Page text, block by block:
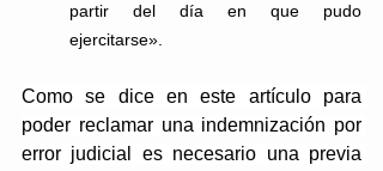
partir del día en que pudo
ejercitarse».
Como se dice en este artículo para
poder reclamar una indemnización por
error judicial es necesario una previa